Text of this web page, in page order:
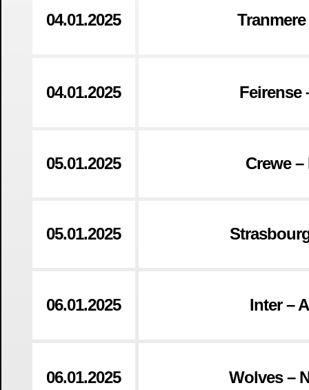
04.01.2025
04.01.2025 Feirense
05.01.2025 Crewe
05.01.2025
06.01.2025 Inter –
06.01.2025 Wolves –